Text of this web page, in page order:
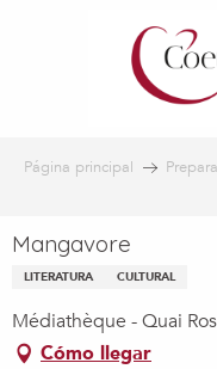
Página principal
Mangavore
LITERATURA CULTURAL
Médiathèque - Quai
Cómo llegar